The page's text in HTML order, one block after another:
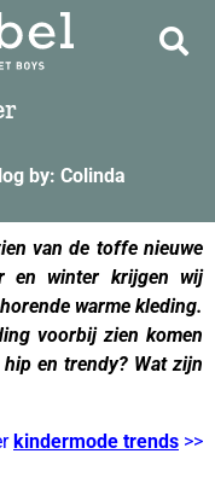
by: Colinda
van de toffe nieuwe
en winter krijgen wij
warme kleding.
voorbij zien komen
en trendy? Wat zijn
kindermode trends >>